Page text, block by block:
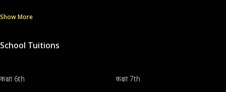
Show More
School Tuitions
कक्षा 6th कक्षा 7th